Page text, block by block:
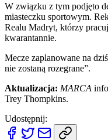
W związku z tym podjęto
miasteczku sportowym.
Realu Madryt, którzy
kwarantannie.
Mecze zaplanowane na
nie zostaną rozegrane”.
Aktualizacja: MARCA
Trey Thompkins.
Udostępnij: